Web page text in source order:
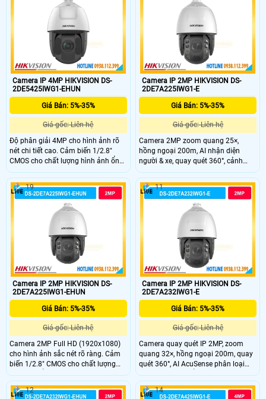
Camera IP 4MP HIKVISION DS-
2DE5425IWG1-EHUN
Giá Bán: 5%-35%
Giá gốc: Liên hệ
Độ phân giải 4MP cho hình ảnh rõ
nét chi tiết cao. Cảm biến 1/2.8"
CMOS cho chất lượng hình ảnh ổn
định. Zoom quang 25X giúp quan
sát xa vẫn giữ độ sắc nét. Hồng
ngoại 150m hỗ trợ quan sát ban
đêm hiệu quả. Hỗ trợ quay quét
360° bao quát toàn khu vực giám
sát.
Camera IP 2MP HIKVISION DS-
2DE7A225IWG1-E
Giá Bán: 5%-35%
Giá gốc: Liên hệ
Camera 2MP zoom quang 25×,
hồng ngoại 200m, AI nhận diện
người & xe, quay quét 360°, cảnh
báo đèn và âm thanh, bền bỉ IP67.
Camera IP 2MP HIKVISION DS-
2DE7A225IWG1-EHUN
Giá Bán: 5%-35%
Giá gốc: Liên hệ
Camera 2MP Full HD (1920x1080)
cho hình ảnh sắc nét rõ ràng. Cảm
biến 1/2.8" CMOS cho chất lượng
hình ảnh ổn định. Hồng ngoại tầm
xa 200m hỗ trợ giám sát ban đêm
liên tục. PTZ xoay 360° không điểm
19
Camera IP 2MP HIKVISION DS-
2DE7A232IWG1-E
Giá Bán: 5%-35%
Giá gốc: Liên hệ
Camera quay quét IP 2MP, zoom
quang 32×, hồng ngoại 200m, quay
quét 360°, AI AcuSense phân loại
người và xe, chuẩn bảo vệ IP67,
IK10.
11
12 14